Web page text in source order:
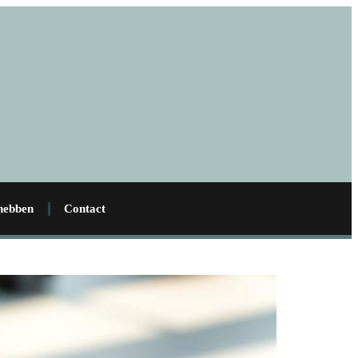
Contact